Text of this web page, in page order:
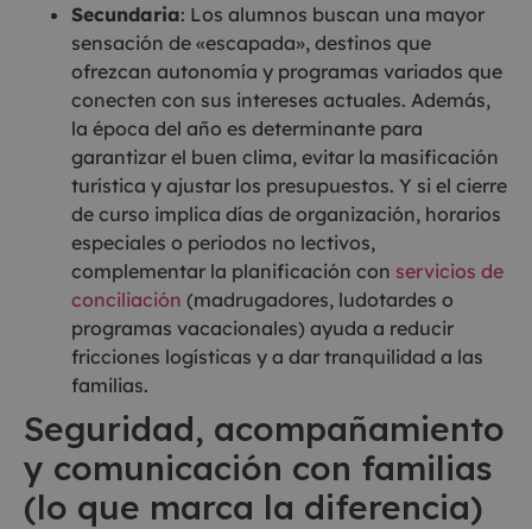
Secundaria: Los alumnos buscan una mayor
sensación de «escapada», destinos que
ofrezcan autonomía y programas variados que
conecten con sus intereses actuales. Además,
la época del año es determinante para
garantizar el buen clima, evitar la masificación
turística y ajustar los presupuestos. Y si el cierre
de curso implica días de organización, horarios
especiales o periodos no lectivos,
complementar la planificación con servicios de
conciliación (madrugadores, ludotardes o
programas vacacionales) ayuda a reducir
fricciones logísticas y a dar tranquilidad a las
familias.
Seguridad, acompañamiento
y comunicación con familias
(lo que marca la diferencia)